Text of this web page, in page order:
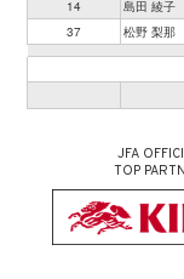
14
島田 綾子
37
松野 梨那
JFA
TOP